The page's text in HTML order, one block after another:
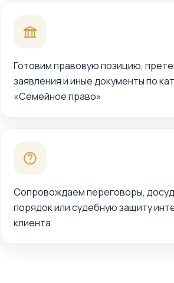
Готовим правовую позицию,
заявления и иные документы по
«Семейное право»
Сопровождаем переговоры,
порядок или судебную защиту
клиента